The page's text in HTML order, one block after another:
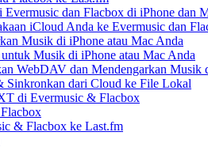
dan Flacbox di iPhone dan
iCloud Anda ke Evermusic dan
Musik di iPhone atau Mac Anda
Musik di iPhone atau Mac Anda
WebDAV dan Mendengarkan Musik
dari Cloud ke File Lokal
di Evermusic & Flacbox
& Flacbox ke Last.fm